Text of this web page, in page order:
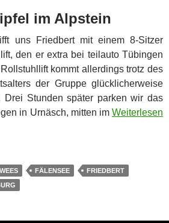
im Alpstein
uns Friedbert mit einem 8-Sitzer
den er extra bei teilauto Tübingen
kommt allerdings trotz des
der Gruppe glücklicherweise
Drei Stunden später parken wir das
in Urnäsch, mitten im Weiterlesen
FÄLENSEE
FRIEDBERT